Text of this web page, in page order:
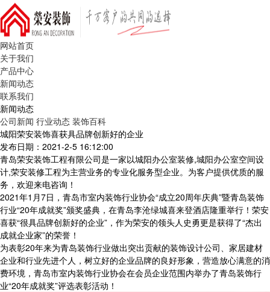
网站首页
关于我们
产品中心
新闻动态
联系我们
新闻动态
公司新闻 行业动态 装饰百科
城阳荣安装饰喜获具品牌创新好的企业
发布日期：2021-2-5 16:12:00
青岛荣安装饰工程有限公司是一家以城阳办公室装修,城阳办公室空间设
计,荣安装修工程为主营业务的专业化服务型企业。为客户提供优质的服
务，欢迎来电咨询！
2021年1月7日，青岛市室内装饰行业协会“成立20周年庆典”暨青岛装饰
行业“20年成就奖”颁奖盛典，在青岛李沧绿城喜来登酒店隆重举行！荣安
喜获“很具品牌创新好的企业”，作为荣安的领头人史勇更是获得了“杰出
成就企业家”的荣誉！
为表彰20年来为青岛装饰行业做出突出贡献的装饰设计公司、家居建材
企业和行业先进个人，树立好的企业品牌的良好形象，营造放心满意的消
费环境，青岛市室内装饰行业协会在会员企业范围内举办了青岛装饰行
业“20年成就奖”评选表彰活动！